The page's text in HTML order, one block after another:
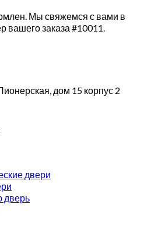
Мы свяжемся с вами в
вашего заказа #10011.
дом 15 корпус 2
двери
дверь